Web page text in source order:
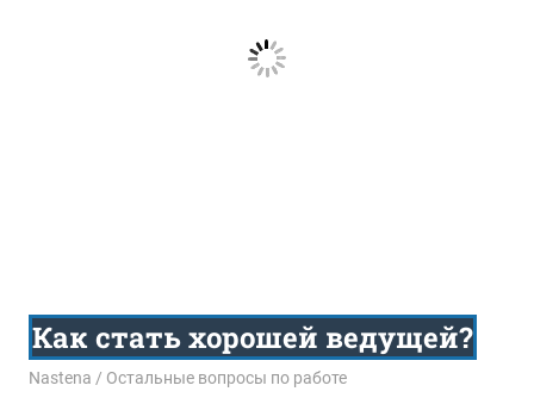
Как стать хорошей ведущей?
08.10.2015
Nastena Остальные вопросы по работе